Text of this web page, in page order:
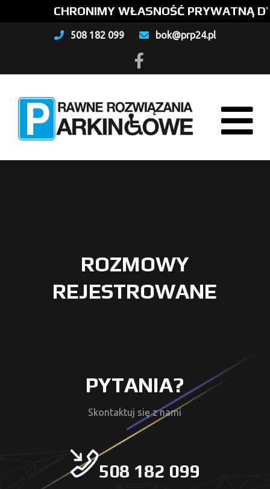
CHRONIMY WŁASNOŚĆ PRYWATNĄ
508 182 099 bok@prp24.pl
ROZMOWY
REJESTROWANE
PYTANIA?
Skontaktuj się z nami
508 182 099